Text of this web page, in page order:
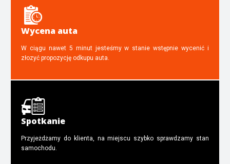
Wycena auta
W ciągu nawet 5 minut jesteśmy w stanie wstępnie wycenić i
złozyć propozycję odkupu auta.
Spotkanie
Przyjeżdżamy do klienta, na miejscu szybko sprawdzamy stan
samochodu.